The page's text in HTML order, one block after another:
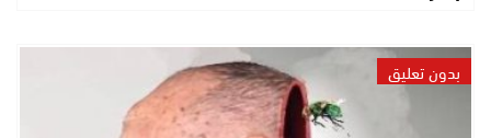
بدون تعليق